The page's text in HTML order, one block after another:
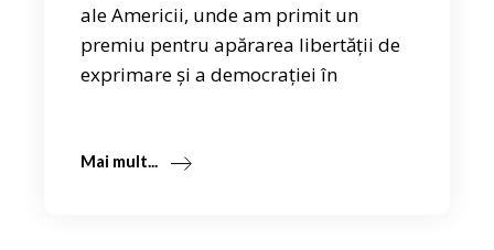
ale Americii, unde am primit un
premiu pentru apărarea libertății de
exprimare și a democrației în
Mai mult...